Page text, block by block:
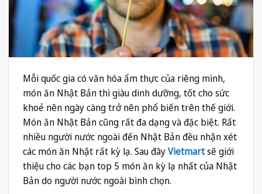
Mỗi quốc gia có văn hóa ẩm thực của riêng mình,
món ăn Nhật Bản thì giàu dinh dưỡng, tốt cho sức
khoẻ nên ngày càng trở nên phổ biến trên thế giới.
Món ăn Nhật Bản cũng rất đa dạng và đặc biệt. Rất
nhiều người nước ngoài đến Nhật Bản đều nhận xét
các món ăn Nhật rất kỳ lạ. Sau đâyVietmartsẽ giới
thiệu cho các bạn top 5 món ăn kỳ lạ nhất của Nhật
Bản do người nước ngoài bình chọn.